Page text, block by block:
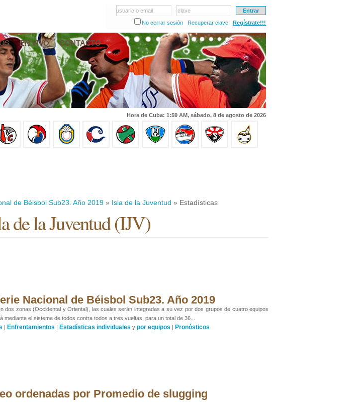
usuario o email
clave
No cerrar sesión
Recuperar clave Regístrate!!!
EN VIVO CONTACTO
Hora de Cuba: 1:59 AM, sábado, 8 de agosto de 2026
de Béisbol Sub23. Año 2019 » Isla de la Juventud » Estadísticas
de la Juventud (IJV)
Nacional de Béisbol Sub23. Año 2019
dos zonas (Occidental y Oriental), las cuales serán integradas a su vez por dos grupos de cuatro equipos
mediante el sistema de todos contra todos a tres vueltas, para un total de 36...
| Enfrentamientos | Estadísticas individuales y por equipos | Pronósticos
ordenadas por Promedio de slugging